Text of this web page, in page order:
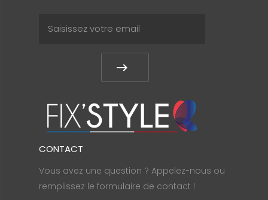
CONTACT
Vous avez une question ? Appelez-nous ou
remplissez le formulaire de contact !